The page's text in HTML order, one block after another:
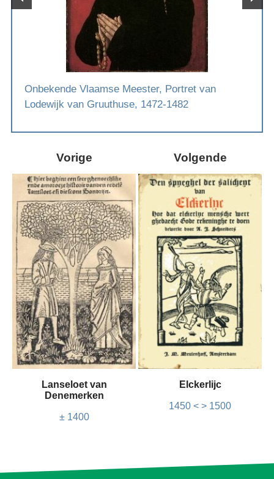
Onbekende Vlaamse Meester, Portret van
Lodewijk van Gruuthuse, 1472-1482
Vorige
Lanseloet van
Denemerken
± 1400
Volgende
Elckerlijc
1450 < > 1500